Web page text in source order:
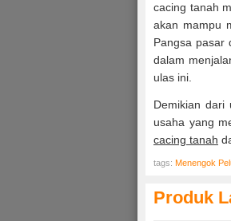
cacing tanah
akan mampu
Pangsa pasar
dalam
ulas ini.
Demikian dari
usaha yang
cacing tanah
tags: Menengok
Produk